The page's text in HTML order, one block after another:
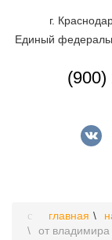
г.
Единый
(900)
главная
от